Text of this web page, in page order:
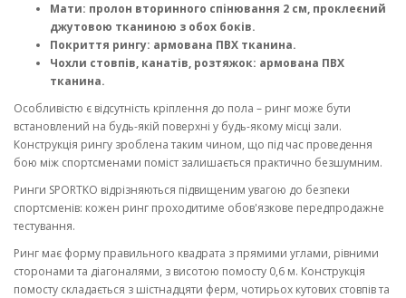
Мати: пролон вторинного спінювання 2 см, проклеєний
джутовою тканиною з обох боків.
Покриття рингу: армована ПВХ тканина.
Чохли стовпів, канатів, розтяжок: армована ПВХ
тканина.
Особливістю є відсутність кріплення до пола – ринг може бути
встановлений на будь-якій поверхні у будь-якому місці зали.
Конструкція рингу зроблена таким чином, що під час проведення
бою між спортсменами поміст залишається практично безшумним.
Ринги SPORTKO відрізняються підвищеним увагою до безпеки
спортсменів: кожен ринг проходитиме обов'язкове передпродажне
тестування.
Ринг має форму правильного квадрата з прямими углами, рівними
сторонами та діагоналями, з висотою помосту 0,6 м. Конструкція
помосту складається з шістнадцяти ферм, чотирьох кутових стовпів та